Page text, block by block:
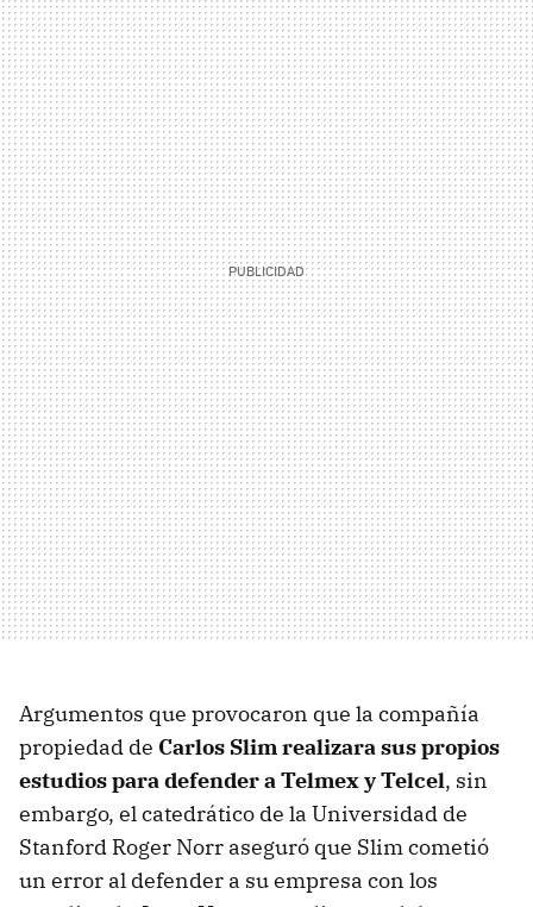
Argumentos que provocaron que la compañía
propiedad de Carlos Slim realizara sus propios
estudios para defender a Telmex y Telcel, sin
embargo, el catedrático de la Universidad de
Stanford Roger Norr aseguró que Slim cometió
un error al defender a su empresa con los